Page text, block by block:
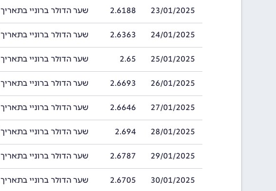
23/01/2025
2.6188 שער הדולר ברוניי בתאריך 23/01/2025 הוא 2.6188
24/01/2025
2.6363 שער הדולר ברוניי בתאריך 24/01/2025 הוא 2.6363
25/01/2025
2.65 שער הדולר ברוניי בתאריך 25/01/2025 הוא 2.65
26/01/2025
2.6693 שער הדולר ברוניי בתאריך 26/01/2025 הוא 2.6693
27/01/2025
2.6646 שער הדולר ברוניי בתאריך 27/01/2025 הוא 2.6646
28/01/2025
2.694 שער הדולר ברוניי בתאריך 28/01/2025 הוא 2.694
29/01/2025
2.6787 שער הדולר ברוניי בתאריך 29/01/2025 הוא 2.6787
30/01/2025
2.6705 שער הדולר ברוניי בתאריך 30/01/2025 הוא 2.6705